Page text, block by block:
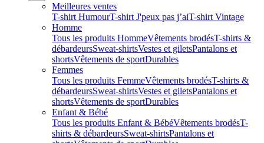
Meilleures ventes
T-shirt HumourT-shirt J'peux pas j’aiT-shirt Vintage
Homme
Tous les produits HommeVêtements brodésT-shirts &
débardeursSweat-shirtsVestes et giletsPantalons et
shortsVêtements de sportDurables
Femmes
Tous les produits FemmeVêtements brodésT-shirts &
débardeursSweat-shirtsVestes et giletsPantalons et
shortsVêtements de sportDurables
Enfant & Bébé
Tous les produits Enfant & BébéVêtements brodésT-
shirts & débardeursSweat-shirtsPantalons et